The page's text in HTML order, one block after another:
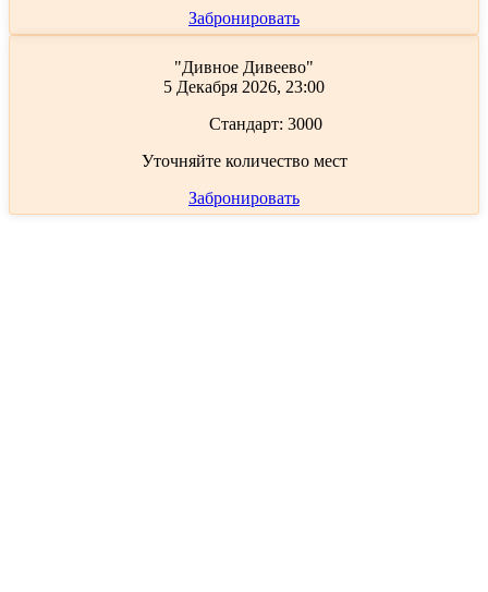
Забронировать
"Дивное Дивеево"
5 Декабря 2026, 23:00
Стандарт: 3000
Уточняйте количество мест
Забронировать